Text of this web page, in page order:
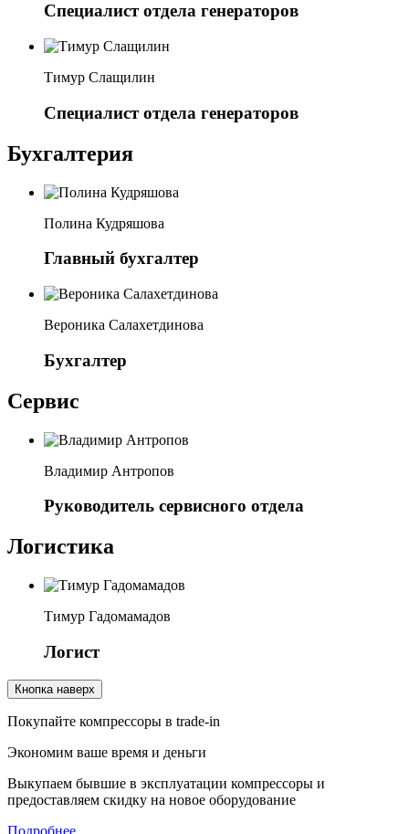
Специалист отдела генераторов
Тимур Слащилин
Специалист отдела генераторов
Бухгалтерия
Полина Кудряшова
Главный бухгалтер
Вероника Салахетдинова
Бухгалтер
Сервис
Владимир Антропов
Руководитель сервисного отдела
Логистика
Тимур Гадомамадов
Логист
Кнопка наверх
Покупайте компрессоры в trade-in
Экономим ваше время и деньги
Выкупаем бывшие в эксплуатации компрессоры и
предоставляем скидку на новое оборудование
Подробнее